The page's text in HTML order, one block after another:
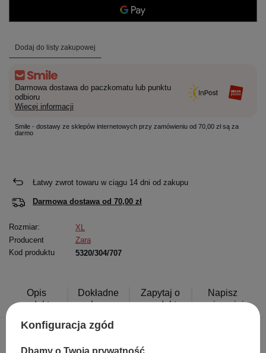
Dodaj do listy zakupowej
Darmowa dostawa do paczkomatu lub punktu
odbioru
Więcej informacji
Smile - dostawy ze sklepów internetowych przy zamówieniu od 70,00 zł są za
darmo
Łatwy zwrot towaru w ciągu 14 dni od zakupu
Darmowa dostawa od 70,00 zł
Rozmiar:
XL
Producent
Zara
Kod produktu
5320/304/707
Opis
produktu
Dokładne
dane
Zapytaj o
produkt
Napisz
swoją opinię
Konfiguracja zgód
Dbamy o Twoją prywatność